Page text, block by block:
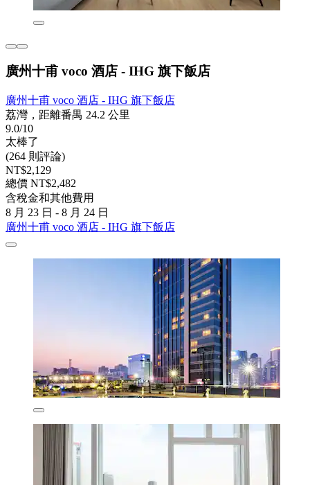
廣州十甫 voco 酒店 - IHG 旗下飯店
廣州十甫 voco 酒店 - IHG 旗下飯店
荔灣，距離番禺 24.2 公里
9.0/10
太棒了
(264 則評論)
NT$2,129
總價 NT$2,482
含稅金和其他費用
8 月 23 日 - 8 月 24 日
廣州十甫 voco 酒店 - IHG 旗下飯店